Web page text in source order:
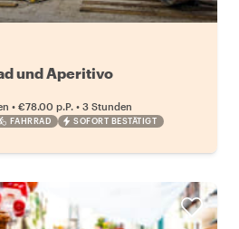
und Aperitivo
• €78.00 p.P. • 3 Stunden
FAHRRAD
SOFORT BESTÄTIGT